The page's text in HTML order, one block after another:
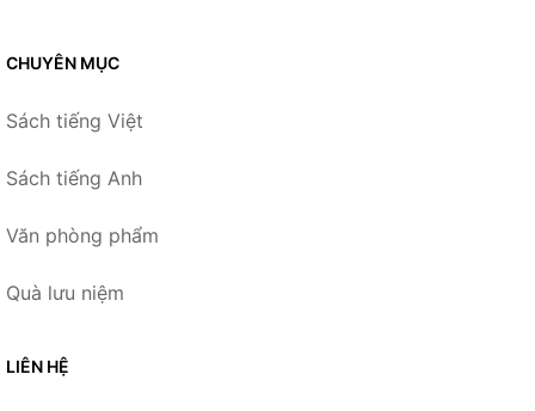
CHUYÊN MỤC
Sách tiếng Việt
Sách tiếng Anh
Văn phòng phẩm
Quà lưu niệm
LIÊN HỆ